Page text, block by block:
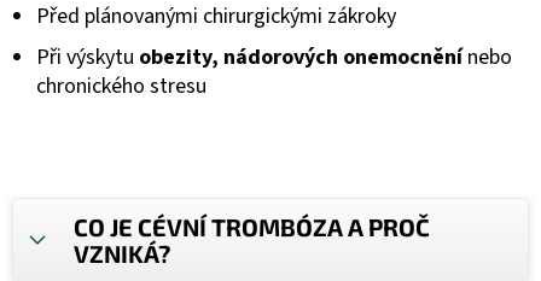
Před plánovanými chirurgickými zákroky
Při výskytu obezity, nádorových onemocněnínebo
chronického stresu
CO JE CÉVNÍ TROMBÓZA A PROČ
VZNIKÁ?